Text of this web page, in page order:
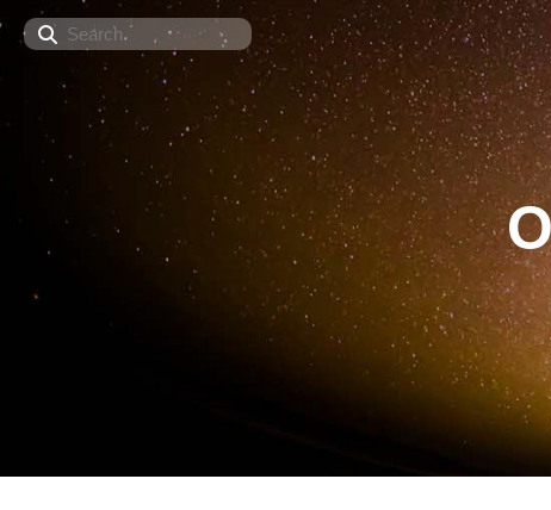
Search